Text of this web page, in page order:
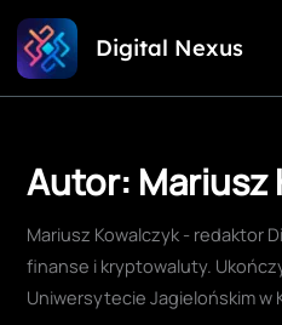
Przejdź
do
treści
Digital Nexus
Autor: Mariusz
Mariusz Kowalczyk - redaktor
finanse i kryptowaluty.
Uniwersytecie Jagielońskim w